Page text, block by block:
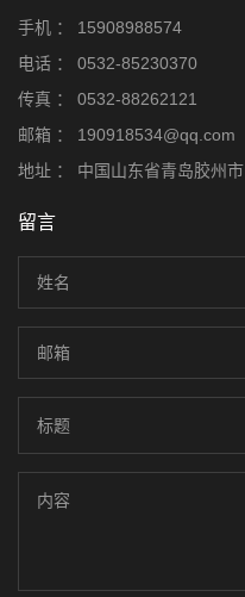
手机 ：
15908988574
电话 ：
0532-85230370
传真 ：
0532-88262121
邮箱 ：
190918534@qq.com
地址 ：
中国山东省青岛胶州市
留言